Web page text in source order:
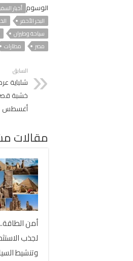
الوسوم أخبار السفر
البحر الأحمر
سياحة وطيران
مصر
مطارات
السابق
شلباية
خشبة
أغسطس
مقالات
أمن
لجذب
وتنشيط